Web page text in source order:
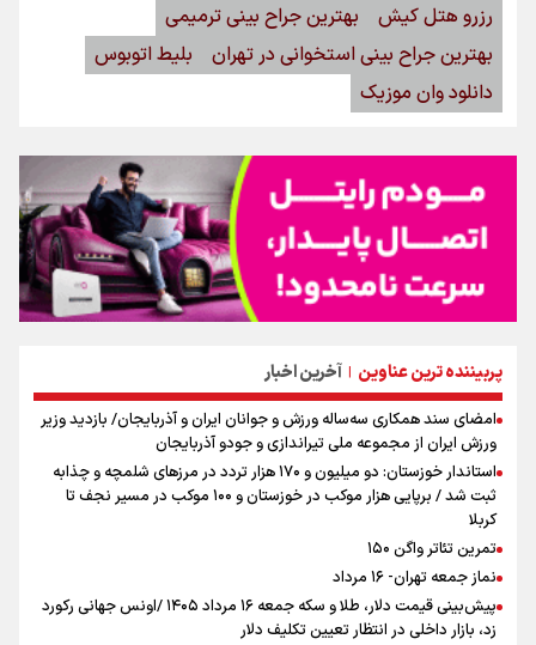
پربیننده ترین عناوین | آخرین اخبار
امضای سند همکاری سه‌ساله ورزش و جوانان ایران و آذربایجان/ بازدید وزیر
ورزش ایران از مجموعه ملی تیراندازی و جودو آذربایجان
استاندار خوزستان: دو میلیون و ۱۷۰ هزار تردد در مرزهای شلمچه و چذابه
ثبت شد / برپایی هزار موکب در خوزستان و ۱۰۰ موکب در مسیر نجف تا
کربلا
تمرین تئاتر واگن ۱۵۰
نماز جمعه تهران- ۱۶ مرداد
پیش‌بینی قیمت دلار، طلا و سکه جمعه ۱۶ مرداد ۱۴۰۵ /اونس جهانی رکورد
زد، بازار داخلی در انتظار تعیین تکلیف دلار
رزرو هتل کیش
بهترین جراح بینی ترمیمی
بهترین جراح بینی استخوانی در تهران
بلیط اتوبوس
دانلود وان موزیک